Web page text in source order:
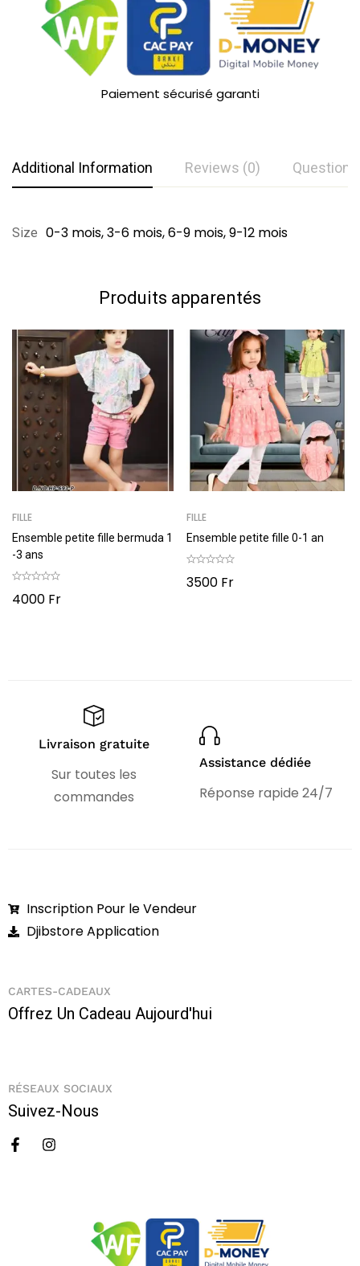
Paiement sécurisé garanti
Additional Information Reviews (0) Questions
Size 0-3 mois, 3-6 mois, 6-9 mois, 9-12 mois
Notation et évaluation
Rédiger un commentaire
Il n'y a pas encore de commentaires.
Questions et réponses
Aucune question n'a été trouvée.
Produits apparentés
FILLE
Ensemble petite fille bermuda 1
-3 ans
4000 Fr
FILLE
Ensemble petite fille 0-1 an
3500 Fr
Livraison gratuite
Sur toutes les
commandes
Assistance dédiée
Réponse rapide 24/7
Inscription Pour le Vendeur
Djibstore Application
CARTES-CADEAUX
Offrez Un Cadeau Aujourd'hui
RÉSEAUX SOCIAUX
Suivez-Nous